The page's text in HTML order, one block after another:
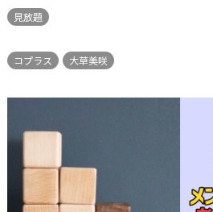
見放題
コプラス 大草美咲